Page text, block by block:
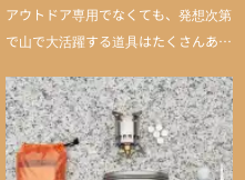
アウトドア専用でなくても、発想次第
で山で大活躍する道具はたくさんあり
山に持ち込むと快適性や安心感をグッ
と引き上げてくれる――そんな意外性
のあるアイテムを紹介